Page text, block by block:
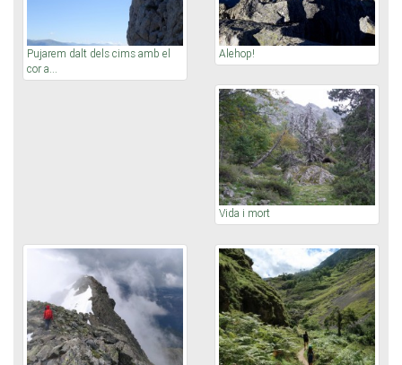
Pujarem dalt dels cims amb el
cor a...
Alehop!
Vida i mort